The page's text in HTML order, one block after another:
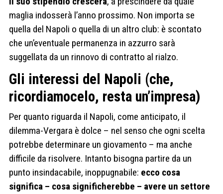
maglia indosserà l’anno prossimo. Non importa se
quella del Napoli o quella di un altro club: è scontato
che un’eventuale permanenza in azzurro sarà
suggellata da un rinnovo di contratto al rialzo.
Gli interessi del Napoli (che,
ricordiamocelo, resta un’impresa)
Per quanto riguarda il Napoli, come anticipato, il
dilemma-Vergara è dolce – nel senso che ogni scelta
potrebbe determinare un giovamento – ma anche
difficile da risolvere. Intanto bisogna partire da un
punto insindacabile, inoppugnabile: ecco cosa
significa – cosa significherebbe – avere un settore